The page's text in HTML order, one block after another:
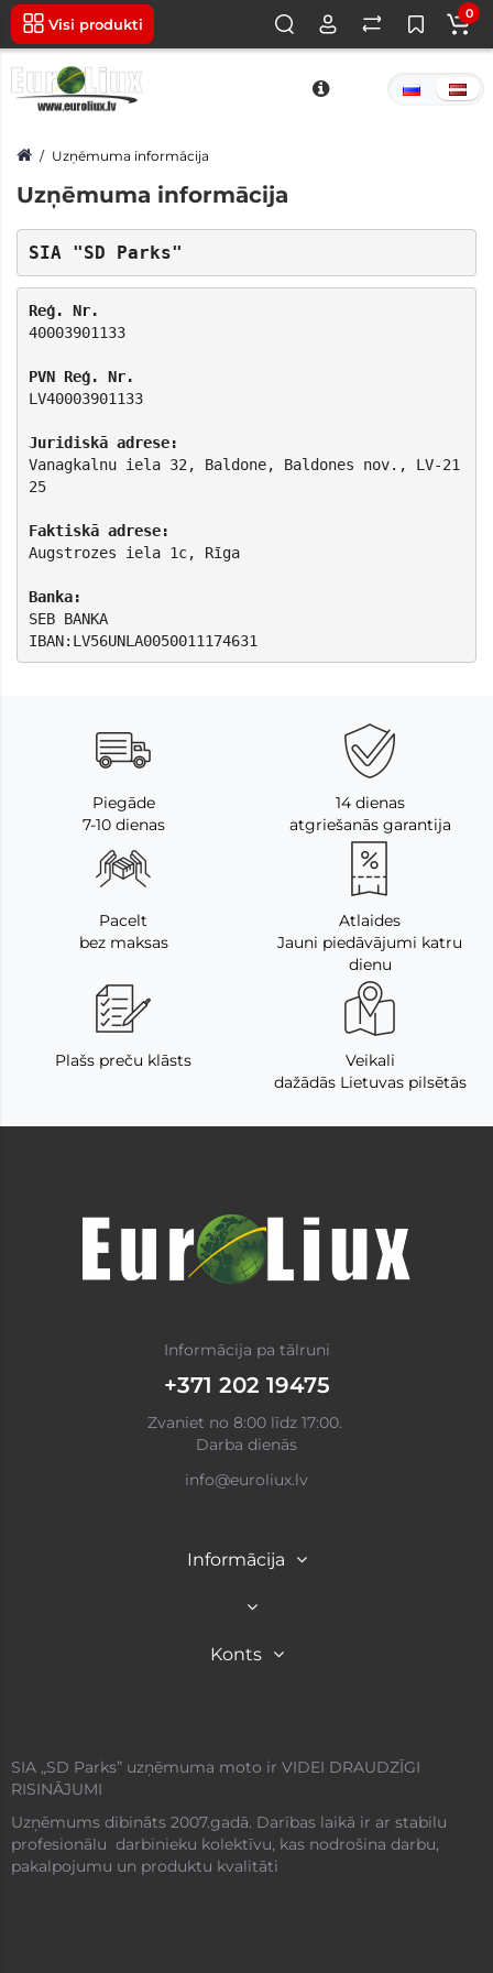
Visi produkti
0
Uzņēmuma informācija
Uzņēmuma informācija
40003901133
LV40003901133
Vanagkalnu iela 32, Baldone, Baldones nov., LV-21
25
Faktiskā adrese:
Augstrozes iela 1c, Rīga
Banka:
SEB BANKA
IBAN:LV56UNLA0050011174631
Piegāde
7-10 dienas
14 dienas
atgriešanās garantija
Pacelt
bez maksas
Atlaides
Jauni piedāvājumi katru
dienu
Plašs preču klāsts
Veikali
dažādās Lietuvas pilsētās
Informācija pa tālruni
+371 202 19475
Zvaniet no 8:00 līdz 17:00.
Darba dienās
info@euroliux.lv
Informācija
Konts
SIA „SD Parks” uzņēmuma moto ir VIDEI DRAUDZĪGI
RISINĀJUMI
Uzņēmums dibināts 2007.gadā. Darības laikā ir ar stabilu
profesionālu darbinieku kolektīvu, kas nodrošina darbu,
pakalpojumu un produktu kvalitāti